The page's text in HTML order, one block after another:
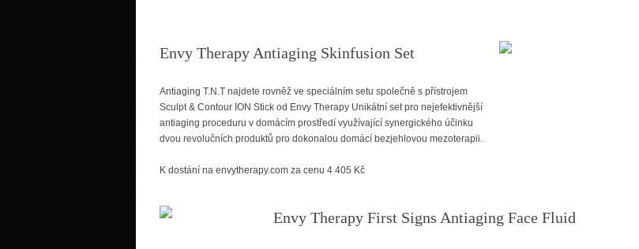
Envy Therapy Antiaging Skinfusion Set
Antiaging T.N.T najdete rovněž ve speciálním setu společně s přístrojem
Sculpt & Contour ION Stick od Envy Therapy Unikátní set pro nejefektivnější
antiaging proceduru v domácím prostředí využívající synergického účinku
dvou revolučních produktů pro dokonalou domácí bezjehlovou mezoterapii.
K dostání na envytherapy.com za cenu 4 405 Kč
Envy Therapy First Signs Antiaging Face Fluid